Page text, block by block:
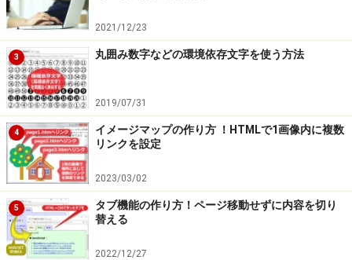
2021/12/23
3 丸囲み数字などの環境依存文字を使う方法
2019/07/31
4
イメージマップの作り方 ！HTMLで1画像内に複数
リンクを設定
2023/03/02
5
タブ機能の作り方！ページ移動せずに内容を切り
替える
2022/12/27